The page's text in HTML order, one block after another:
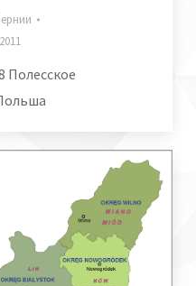
Полесское